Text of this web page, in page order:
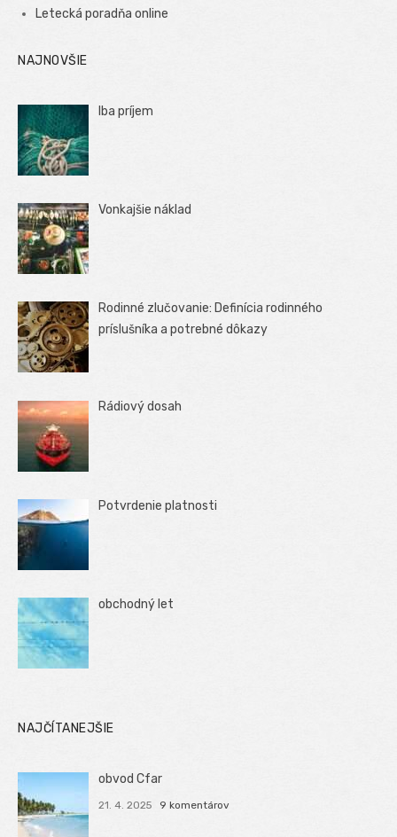
Letecká poradňa online
NAJNOVŠIE
Iba príjem
Vonkajšie náklad
Rodinné zlučovanie: Definícia rodinného
príslušníka a potrebné dôkazy
Rádiový dosah
Potvrdenie platnosti
obchodný let
NAJČÍTANEJŠIE
obvod Cfar
21. 4. 2025 9 komentárov